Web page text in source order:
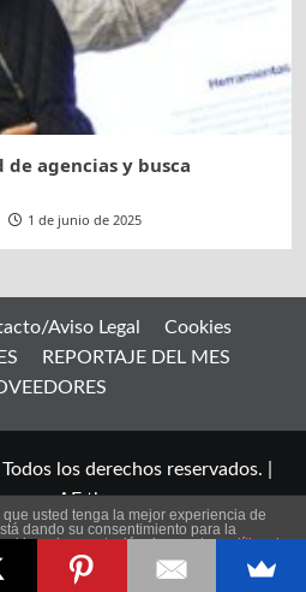
de agencias y busca
1 de junio de 2025
Aviso Legal
Cookies
REPORTAJE DEL MES
los derechos reservados.
por AF themes.
usted tenga la mejor experiencia de
dando su consentimiento para la
y la aceptación de nuestrapolítica de
información.
plugin cookies